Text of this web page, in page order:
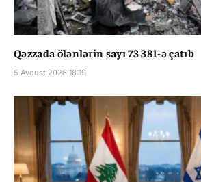
Qəzzada ölənlərin sayı 73 381-ə çatıb
5 Avqust 2026 18:19